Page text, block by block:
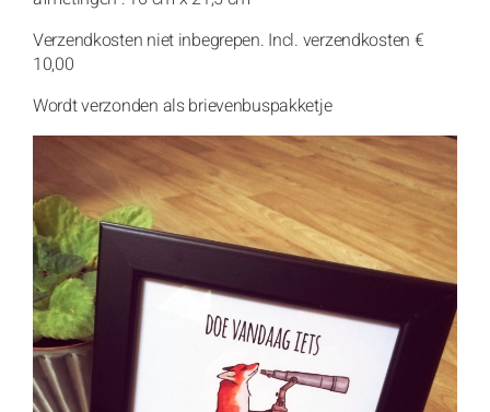
Verzendkosten niet inbegrepen. Incl. verzendkosten €
10,00
Wordt verzonden als brievenbuspakketje